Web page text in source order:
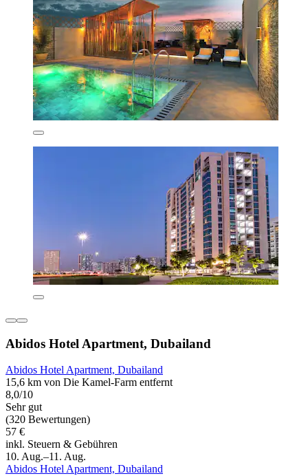
Abidos Hotel Apartment, Dubailand
Abidos Hotel Apartment, Dubailand
15,6 km von Die Kamel-Farm entfernt
8,0/10
Sehr gut
(320 Bewertungen)
57 €
inkl. Steuern & Gebühren
10. Aug.–11. Aug.
Abidos Hotel Apartment, Dubailand